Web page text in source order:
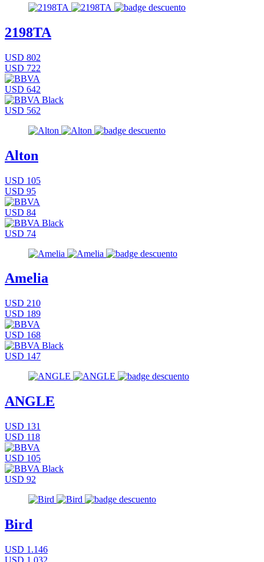
2198TA
USD 802
USD 722
USD 642
USD 562
Alton
USD 105
USD 95
USD 84
USD 74
Amelia
USD 210
USD 189
USD 168
USD 147
ANGLE
USD 131
USD 118
USD 105
USD 92
Bird
USD 1.146
USD 1.032